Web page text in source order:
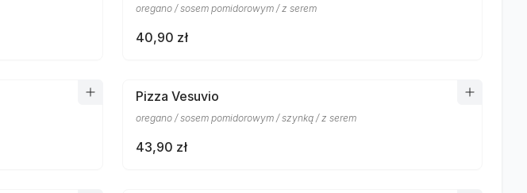
oregano / sosem pomidorowym / z serem
40,90 zł
Pizza Vesuvio
oregano / sosem pomidorowym / szynką / z serem
43,90 zł